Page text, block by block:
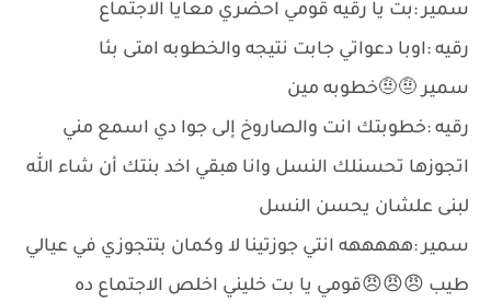
سمير :بت يا رقيه قومي احضري معايا الاجتماع
رقيه :اوبا دعواتي جابت نتيجه والخطوبه امتى بئا
سمير 🤨🤨خطوبه مين
رقيه :خطوبتك انت والصاروخ إلى جوا دي اسمع مني
اتجوزها تحسنلك النسل وانا هبقي اخد بنتك أن شاء الله
لبنى علشان يحسن النسل
سمير :هههههه انتي جوزتينا لا وكمان بتتجوزي في عيالي
طيب 😠😠😠قومي يا بت خليني اخلص الاجتماع ده